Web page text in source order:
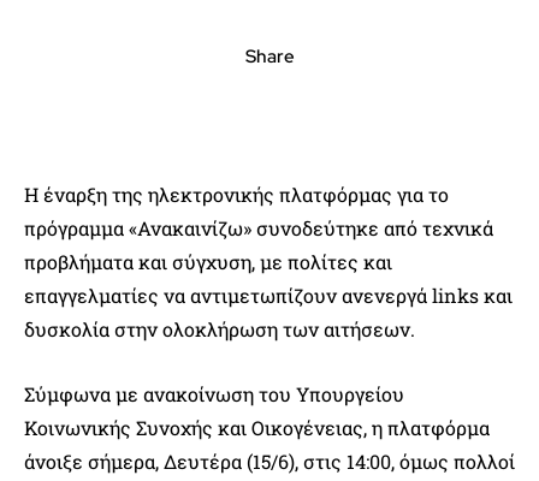
Share
Η έναρξη της ηλεκτρονικής πλατφόρμας για το
πρόγραμμα «Ανακαινίζω» συνοδεύτηκε από τεχνικά
προβλήματα και σύγχυση, με πολίτες και
επαγγελματίες να αντιμετωπίζουν ανενεργά links και
δυσκολία στην ολοκλήρωση των αιτήσεων.
Σύμφωνα με ανακοίνωση του Υπουργείου
Κοινωνικής Συνοχής και Οικογένειας, η πλατφόρμα
άνοιξε σήμερα, Δευτέρα (15/6), στις 14:00, όμως πολλοί